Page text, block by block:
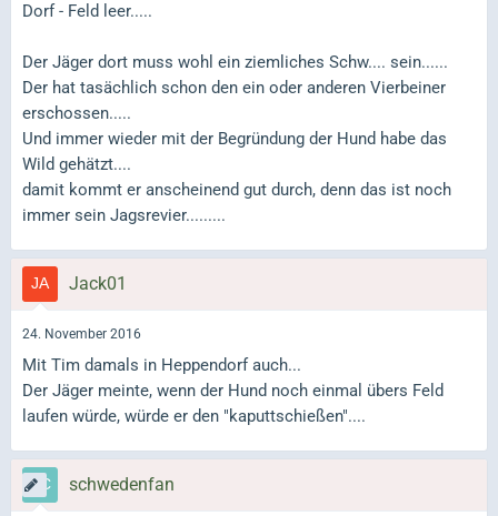
Dorf - Feld leer.....
Der Jäger dort muss wohl ein ziemliches Schw.... sein......
Der hat tasächlich schon den ein oder anderen Vierbeiner
erschossen.....
Und immer wieder mit der Begründung der Hund habe das
Wild gehätzt....
damit kommt er anscheinend gut durch, denn das ist noch
immer sein Jagsrevier.........
Jack01
24. November 2016
Mit Tim damals in Heppendorf auch...
Der Jäger meinte, wenn der Hund noch einmal übers Feld
laufen würde, würde er den "kaputtschießen"....
schwedenfan